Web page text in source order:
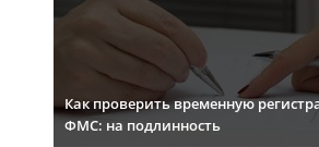
Как проверить временную
ФМС: на подлинность